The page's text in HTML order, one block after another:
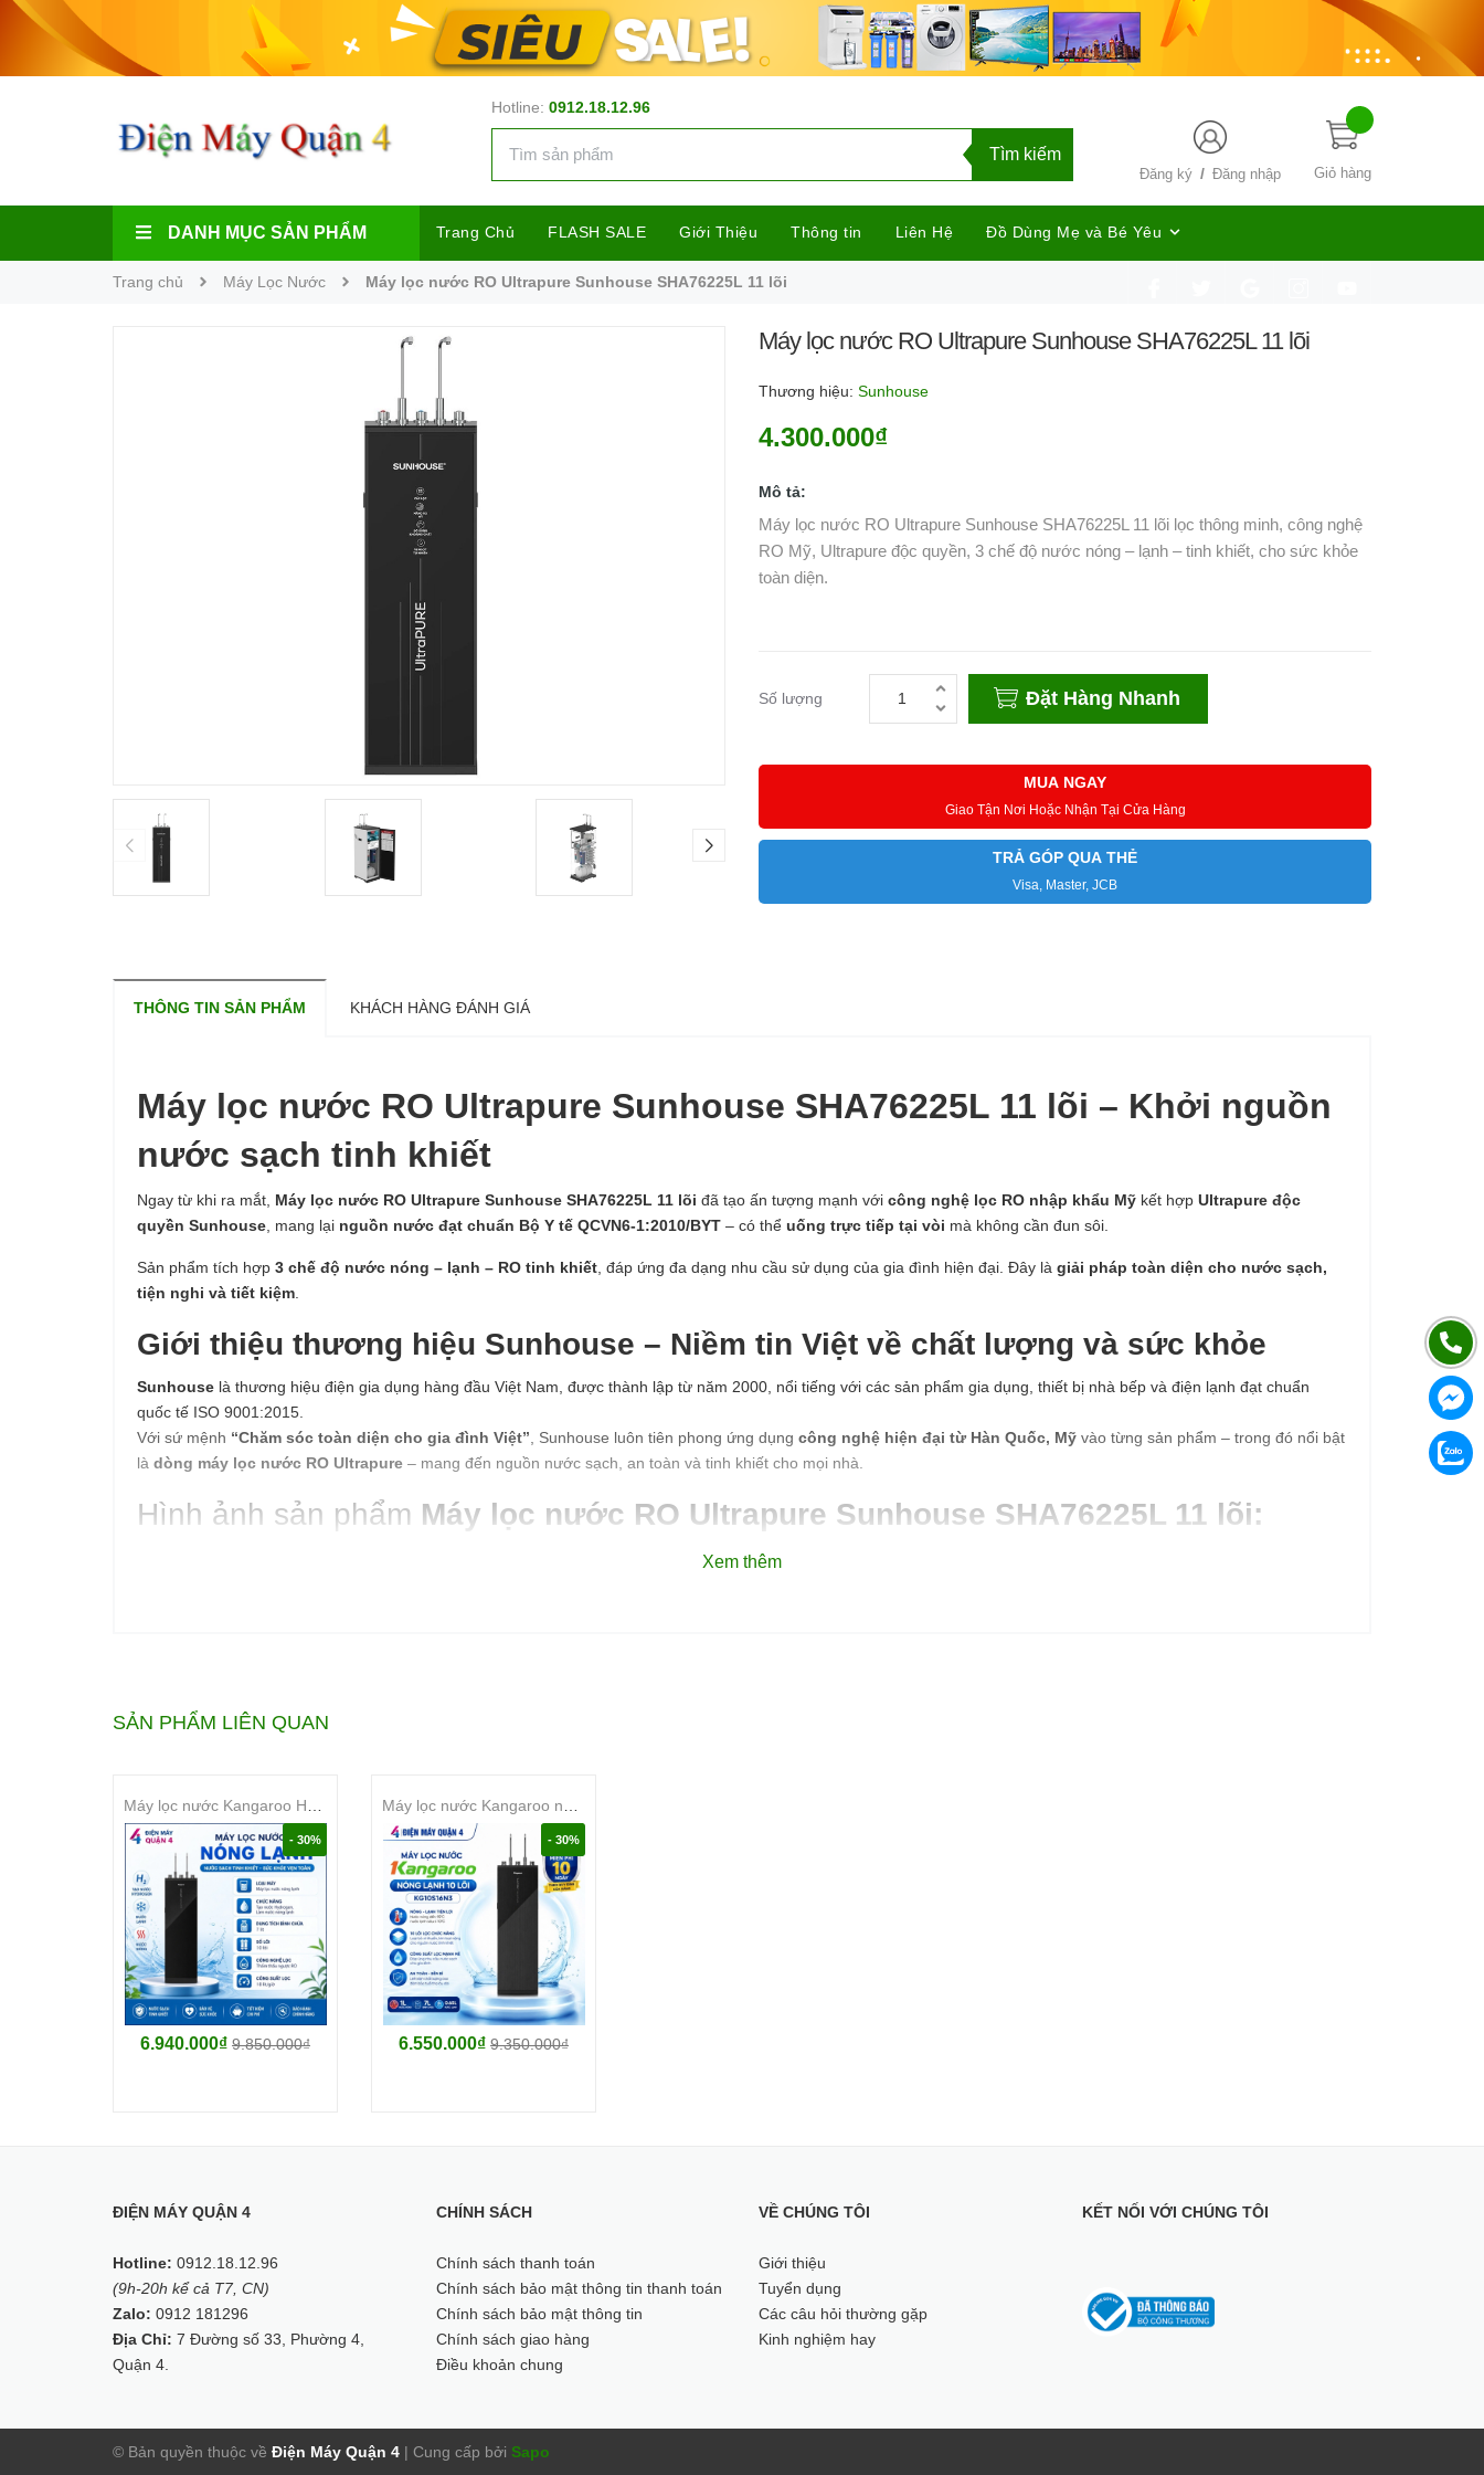
Giỏ hàng
Đăng ký / Đăng nhập
Hotline: 0912.18.12.96
Tìm kiếm
DANH MỤC SẢN PHẨM Trang Chủ FLASH SALE Giới Thiệu Thông tin Liên Hệ Đồ Dùng Mẹ và Bé Yêu
Trang chủ Máy Lọc Nước Máy lọc nước RO Ultrapure Sunhouse SHA76225L 11 lõi
Máy lọc nước RO Ultrapure Sunhouse SHA76225L 11 lõi
Thương hiệu: Sunhouse
4.300.000₫
Mô tả:
Máy lọc nước RO Ultrapure Sunhouse SHA76225L 11 lõi lọc thông minh, công nghệ
RO Mỹ, Ultrapure độc quyền, 3 chế độ nước nóng – lạnh – tinh khiết, cho sức khỏe
toàn diện.
Số lượng Đặt Hàng Nhanh
MUA NGAY
Giao Tận Nơi Hoặc Nhận Tại Cửa Hàng
TRẢ GÓP QUA THẺ
Visa, Master, JCB
THÔNG TIN SẢN PHẨM KHÁCH HÀNG ĐÁNH GIÁ
Máy lọc nước RO Ultrapure Sunhouse SHA76225L 11 lõi – Khởi nguồn
nước sạch tinh khiết
Ngay từ khi ra mắt, Máy lọc nước RO Ultrapure Sunhouse SHA76225L 11 lõi đã tạo ấn tượng mạnh với công nghệ lọc RO nhập khẩu Mỹ kết hợp Ultrapure độc
quyền Sunhouse , mang lại nguồn nước đạt chuẩn Bộ Y tế QCVN6-1:2010/BYT – có thể uống trực tiếp tại vòi mà không cần đun sôi.
Sản phẩm tích hợp 3 chế độ nước nóng – lạnh – RO tinh khiết , đáp ứng đa dạng nhu cầu sử dụng của gia đình hiện đại. Đây là giải pháp toàn diện cho nước sạch,
tiện nghi và tiết kiệm
Giới thiệu thương hiệu Sunhouse – Niềm tin Việt về chất lượng và sức khỏe
Sunhouse là thương hiệu điện gia dụng hàng đầu Việt Nam, được thành lập từ năm 2000, nổi tiếng với các sản phẩm gia dụng, thiết bị nhà bếp và điện lạnh đạt chuẩn
quốc tế ISO 9001:2015.
Với sứ mệnh “Chăm sóc toàn diện cho gia đình Việt” , Sunhouse luôn tiên phong ứng dụng công nghệ hiện đại từ Hàn Quốc, Mỹ vào từng sản phẩm – trong đó nổi bật
là dòng máy lọc nước RO Ultrapure – mang đến nguồn nước sạch, an toàn và tinh khiết cho mọi nhà.
Hình ảnh sản phẩm Máy lọc nước RO Ultrapure Sunhouse SHA76225L 11 lõi:
Xem thêm
SẢN PHẨM LIÊN QUAN
- 30%
6.940.000₫ 9.850.000₫
- 30%
6.550.000₫ 9.350.000₫
ĐIỆN MÁY QUẬN 4
Hotline: 0912.18.12.96
(9h-20h kể cả T7, CN)
Zalo: 0912 181296
Địa Chỉ: 7 Đường số 33, Phường 4,
Quận 4.
CHÍNH SÁCH
Chính sách thanh toán
Chính sách bảo mật thông tin thanh toán
Chính sách bảo mật thông tin
Chính sách giao hàng
Điều khoản chung
VỀ CHÚNG TÔI
Giới thiệu
Tuyển dụng
Các câu hỏi thường gặp
Kinh nghiệm hay
KẾT NỐI VỚI CHÚNG TÔI
© Bản quyền thuộc về Điện Máy Quận 4 | Cung cấp bởi Sapo